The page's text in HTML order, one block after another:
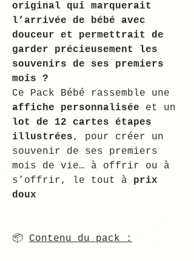
original qui marquerait
l’arrivée de bébé avec
douceur et permettrait de
garder précieusement les
souvenirs de ses premiers
mois ?
Ce Pack Bébé rassemble une
affiche personnalisée et un
lot de 12 cartes étapes
illustrées, pour créer un
souvenir de ses premiers
mois de vie… à offrir ou à
s’offrir, le tout à prix
doux
📦 Contenu du pack :